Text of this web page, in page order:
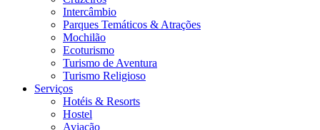
Intercâmbio
Parques Temáticos & Atrações
Mochilão
Ecoturismo
Turismo de Aventura
Turismo Religioso
Serviços
Hotéis & Resorts
Hostel
Aviação